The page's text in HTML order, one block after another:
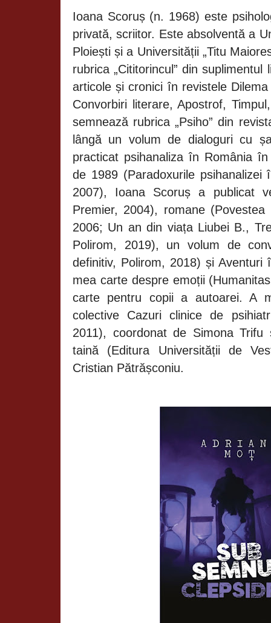
Ioana Scoruș (n. 1968) este
privată, scriitor. Este absolventă a
Ploiești și a Universității „Titu
rubrica „Cititorincul” din
articole și cronici în revistele
Convorbiri literare, Apostrof,
semnează rubrica „Psiho” din
lângă un volum de dialoguri cu
practicat psihanaliza în România în
de 1989 (Paradoxurile psihanalizei
2007), Ioana Scoruș a publicat
Premier, 2004), romane (Povestea
2006; Un an din viața Liubei B.,
Polirom, 2019), un volum de
definitiv, Polirom, 2018) și Aventuri
mea carte despre emoții
carte pentru copii a autoarei. A
colective Cazuri clinice de
2011), coordonat de Simona
taină (Editura Universității de
Cristian Pătrășconiu.